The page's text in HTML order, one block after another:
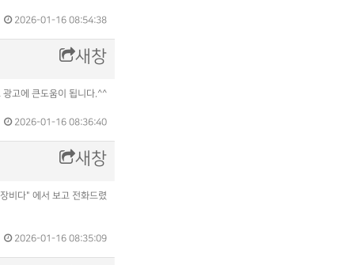
2026-01-16 08:54:38
새창
고에 큰도움이 됩니다.^^
2026-01-16 08:36:40
새창
비다" 에서 보고 전화드렸
2026-01-16 08:35:09